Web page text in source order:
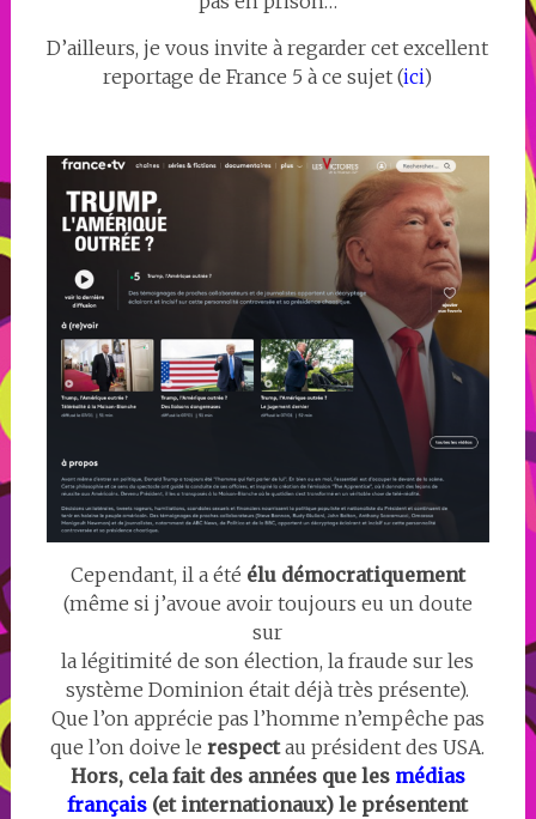
D’ailleurs, je vous invite à regarder cet excellent
reportage de France 5 à ce sujet (ici)
Cependant, il a été élu démocratiquement
(même si j’avoue avoir toujours eu un doute
sur
la légitimité de son élection, la fraude sur les
système Dominion était déjà très présente).
Que l’on apprécie pas l’homme n’empêche pas
que l’on doive lerespectau président des USA.
Hors, cela fait des années que les médias
français (et internationaux) le présentent